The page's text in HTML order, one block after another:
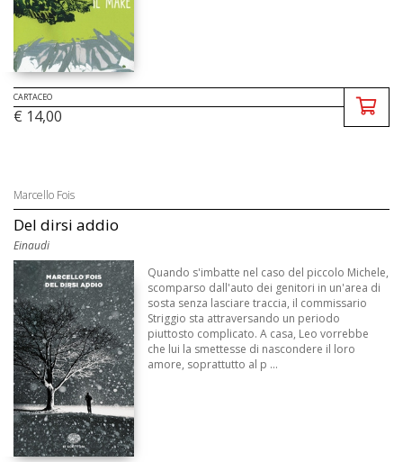
CARTACEO
€ 14,00
Marcello Fois
Del dirsi addio
Einaudi
Quando s'imbatte nel caso del piccolo Michele,
scomparso dall'auto dei genitori in un'area di
sosta senza lasciare traccia, il commissario
Striggio sta attraversando un periodo
piuttosto complicato. A casa, Leo vorrebbe
che lui la smettesse di nascondere il loro
amore, soprattutto al p ...